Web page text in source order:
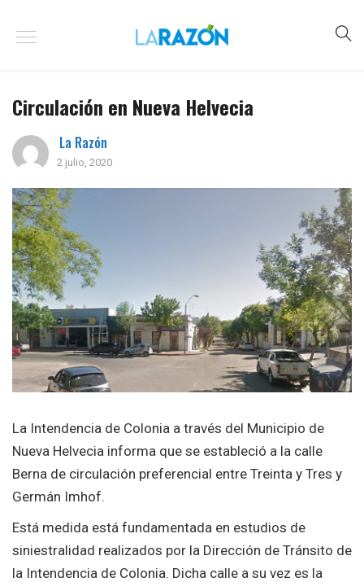
Circulación en Nueva Helvecia
La Razón
2 julio, 2020
La Intendencia de Colonia a través del Municipio de
Nueva Helvecia informa que se estableció a la calle
Berna de circulación preferencial entre Treinta y Tres y
Germán Imhof.
Está medida está fundamentada en estudios de
siniestralidad realizados por la Dirección de Tránsito de
la Intendencia de Colonia. Dicha calle a su vez es la